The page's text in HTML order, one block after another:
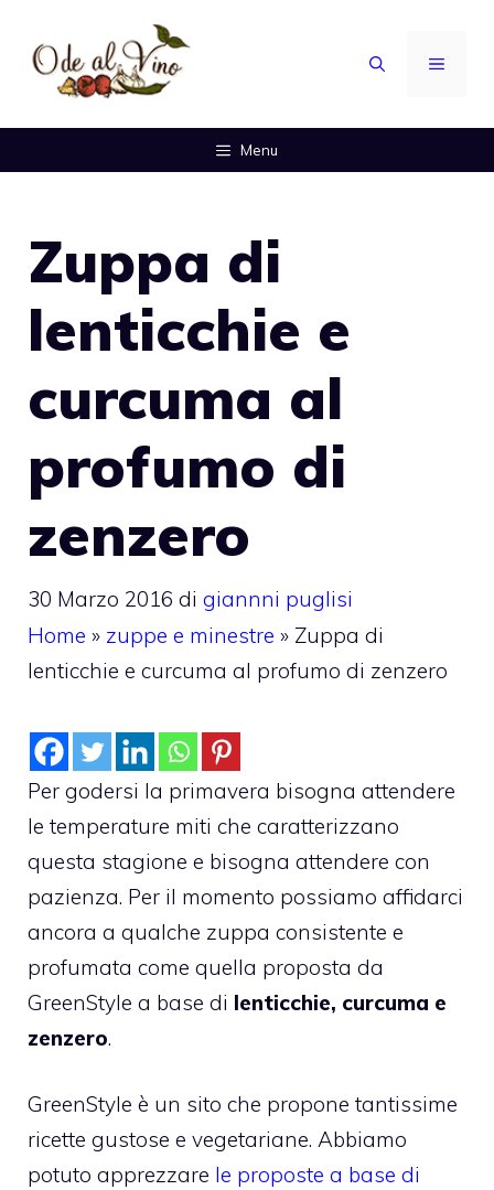
contenuto
MENU
Menu
Zuppa di
lenticchie e
curcuma al
profumo di
zenzero
30 Marzo 2016 di giannni puglisi
Home » zuppe e minestre » Zuppa di
lenticchie e curcuma al profumo di zenzero
Per godersi la primavera bisogna attendere
le temperature miti che caratterizzano
questa stagione e bisogna attendere con
pazienza. Per il momento possiamo affidarci
ancora a qualche zuppa consistente e
profumata come quella proposta da
GreenStyle a base di lenticchie, curcuma e
zenzero.
GreenStyle è un sito che propone tantissime
ricette gustose e vegetariane. Abbiamo
potuto apprezzare le proposte a base di